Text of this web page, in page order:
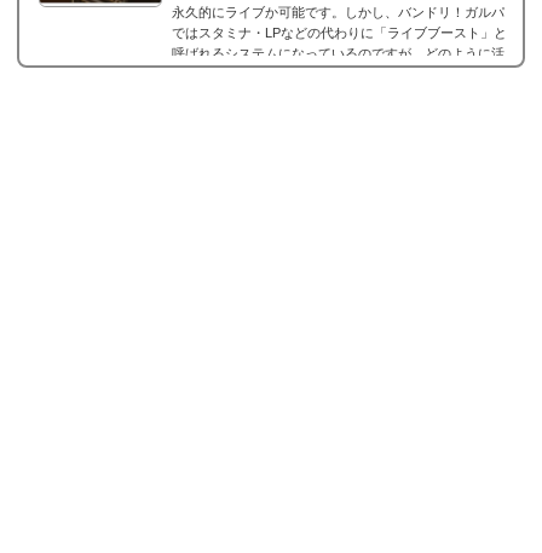
永久的にライブか可能です。しかし、バンドリ！ガルパ
ではスタミナ・LPなどの代わりに「ライブブースト」と
呼ばれるシステムになっているのですが、どのように活